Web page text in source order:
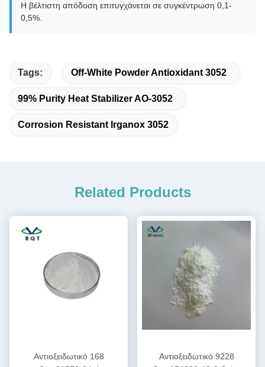
Η βέλτιστη απόδοση επιτυγχάνεται σε συγκέντρωση 0,1-
0,5%.
Tags: Off-White Powder Antioxidant 3052
99% Purity Heat Stabilizer AO-3052
Corrosion Resistant Irganox 3052
Related Products
Αντιοξειδωτικό 168
Αντιοξειδωτικό 9228